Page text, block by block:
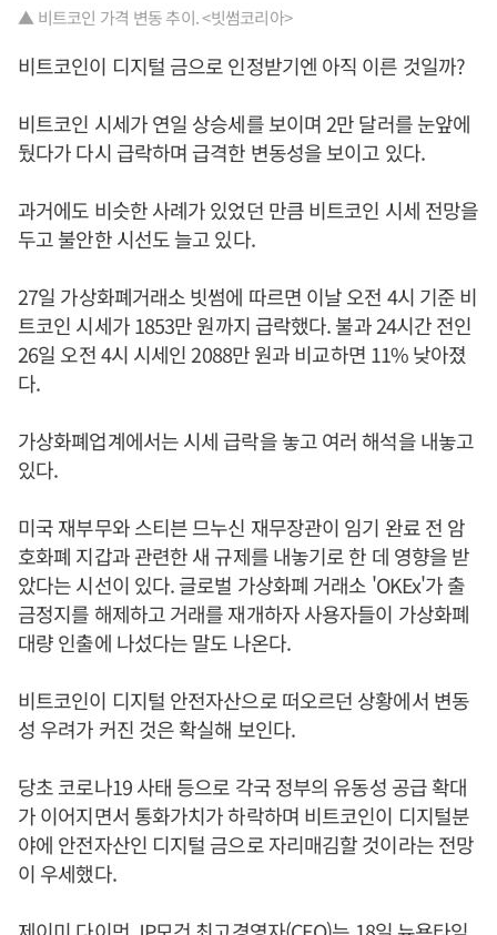
▲ 비트코인 가격 변동 추이. <빗썸코리아>
비트코인이 디지털 금으로 인정받기엔 아직 이른 것일까?
비트코인 시세가 연일 상승세를 보이며 2만 달러를 눈앞에
뒀다가 다시 급락하며 급격한 변동성을 보이고 있다.
과거에도 비슷한 사례가 있었던 만큼 비트코인 시세 전망을
두고 불안한 시선도 늘고 있다.
27일 가상화폐거래소 빗썸에 따르면 이날 오전 4시 기준 비
트코인 시세가 1853만 원까지 급락했다. 불과 24시간 전인
26일 오전 4시 시세인 2088만 원과 비교하면 11% 낮아졌
다.
가상화폐업계에서는 시세 급락을 놓고 여러 해석을 내놓고
있다.
미국 재부무와 스티븐 므누신 재무장관이 임기 완료 전 암
호화폐 지갑과 관련한 새 규제를 내놓기로 한 데 영향을 받
았다는 시선이 있다. 글로벌 가상화폐 거래소 'OKEx'가 출
금정지를 해제하고 거래를 재개하자 사용자들이 가상화폐
대량 인출에 나섰다는 말도 나온다.
비트코인이 디지털 안전자산으로 떠오르던 상황에서 변동
성 우려가 커진 것은 확실해 보인다.
당초 코로나19 사태 등으로 각국 정부의 유동성 공급 확대
가 이어지면서 통화가치가 하락하며 비트코인이 디지털분
야에 안전자산인 디지털 금으로 자리매김할 것이라는 전망
이 우세했다.